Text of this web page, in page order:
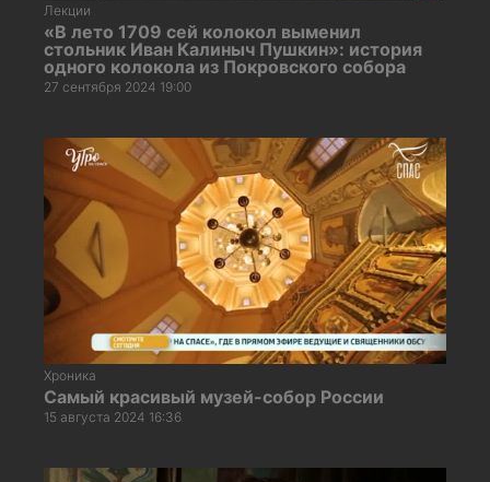
Лекции
«В лето 1709 сей колокол выменил
стольник Иван Калиныч Пушкин»: история
одного колокола из Покровского собора
27 сентября 2024 19:00
Хроника
Самый красивый музей-собор России
15 августа 2024 16:36